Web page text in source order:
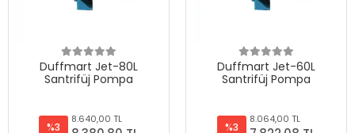
Duffmart Jet-80L
Santrifüj Pompa
%3
8.640,00 TL
Duffmart Jet-60L
Santrifüj Pompa
%3
8.064,00 TL